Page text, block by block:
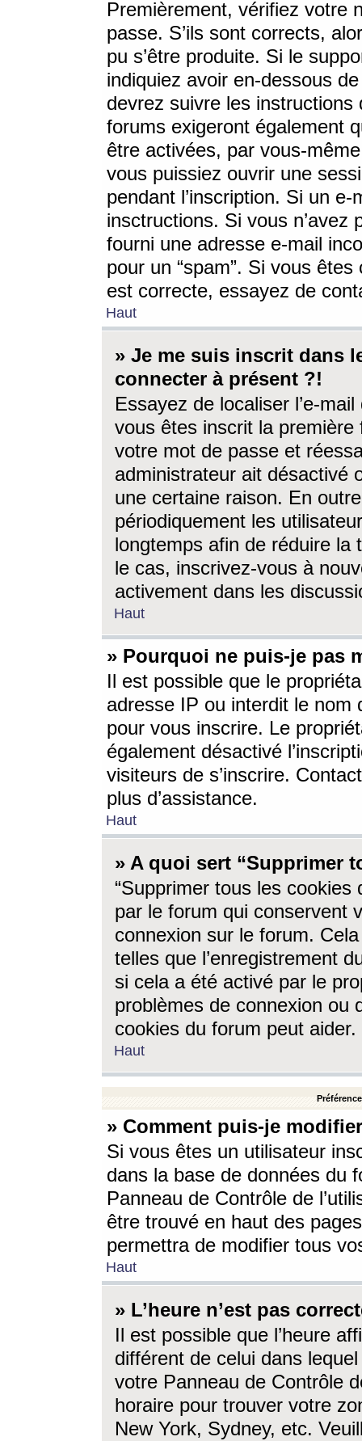
Premièrement, vérifiez votre
passe. S’ils sont corrects,
pu s’être produite. Si le
indiquiez avoir en-dessous
devrez suivre les
forums exigeront également
être activées, par vous-
vous puissiez ouvrir une
pendant l’inscription. Si un
insctructions. Si vous n’avez
fourni une adresse e-mail
pour un “spam”. Si vous
est correcte, essayez de
Haut
» Je me suis inscrit dans
connecter à présent ?!
Essayez de localiser l’e-
vous êtes inscrit la première
votre mot de passe et
administrateur ait désactivé
une certaine raison. En
périodiquement les
longtemps afin de réduire la
le cas, inscrivez-vous à
activement dans les
Haut
» Pourquoi ne puis-je pas
Il est possible que le
adresse IP ou interdit le nom
pour vous inscrire. Le
également désactivé
visiteurs de s’inscrire.
plus d’assistance.
Haut
» A quoi sert “Supprimer
“Supprimer tous les cookies
par le forum qui conservent
connexion sur le forum.
telles que l’enregistrement
si cela a été activé par le
problèmes de connexion ou
cookies du forum peut aider.
Haut
» Comment puis-je
Si vous êtes un utilisateur
dans la base de données du
Panneau de Contrôle de
être trouvé en haut des
permettra de modifier tous
Haut
» L’heure n’est pas
Il est possible que l’heure
différent de celui dans
votre Panneau de Contrôle
horaire pour trouver votre
New York, Sydney, etc.